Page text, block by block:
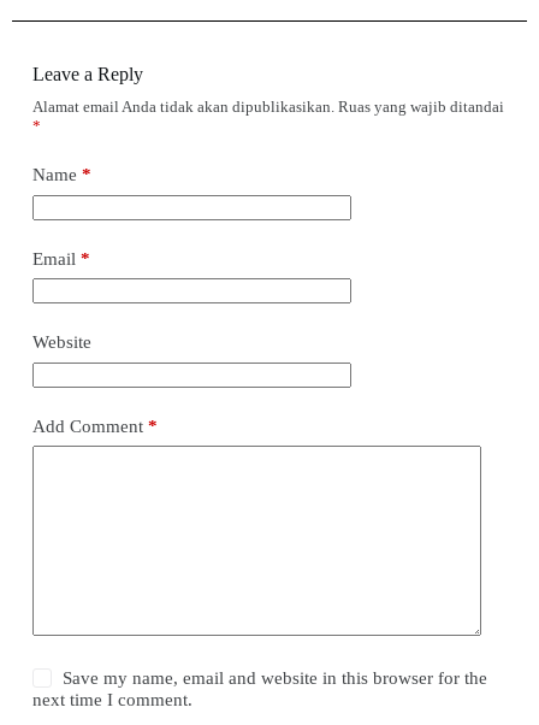
Leave a Reply
Alamat email Anda tidak akan dipublikasikan. Ruas yang wajib ditandai
*
Name *
Email *
Website
Add Comment*
Save my name, email and website in this browser for the
next time I comment.